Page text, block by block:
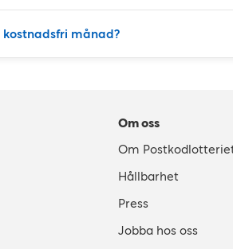
kostnadsfri månad?
Om oss
Om
Hållbarhet
Press
Jobba hos oss